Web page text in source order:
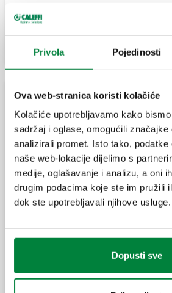
Privola Pojedinosti
Ova web-stranica koristi kolačiće
Kolačiće upotrebljavamo kako
sadržaj i oglase, omogućili značajke
analizirali promet. Isto tako, podatke
naše web-lokacije dijelimo s
medije, oglašavanje i analizu, a oni
drugim podacima koje ste im pružili
dok ste upotrebljavali njihove usluge.
Dopusti sve
Zaporni ventil s
Diferencijalni by-pass ventil
Prijemosni ventil
podesiv, s gradac.
Prijemosni ventil
Prijemosni ventil
podesiv, s gradac.